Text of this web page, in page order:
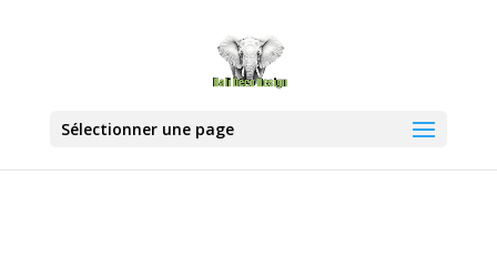
Sélectionner une page